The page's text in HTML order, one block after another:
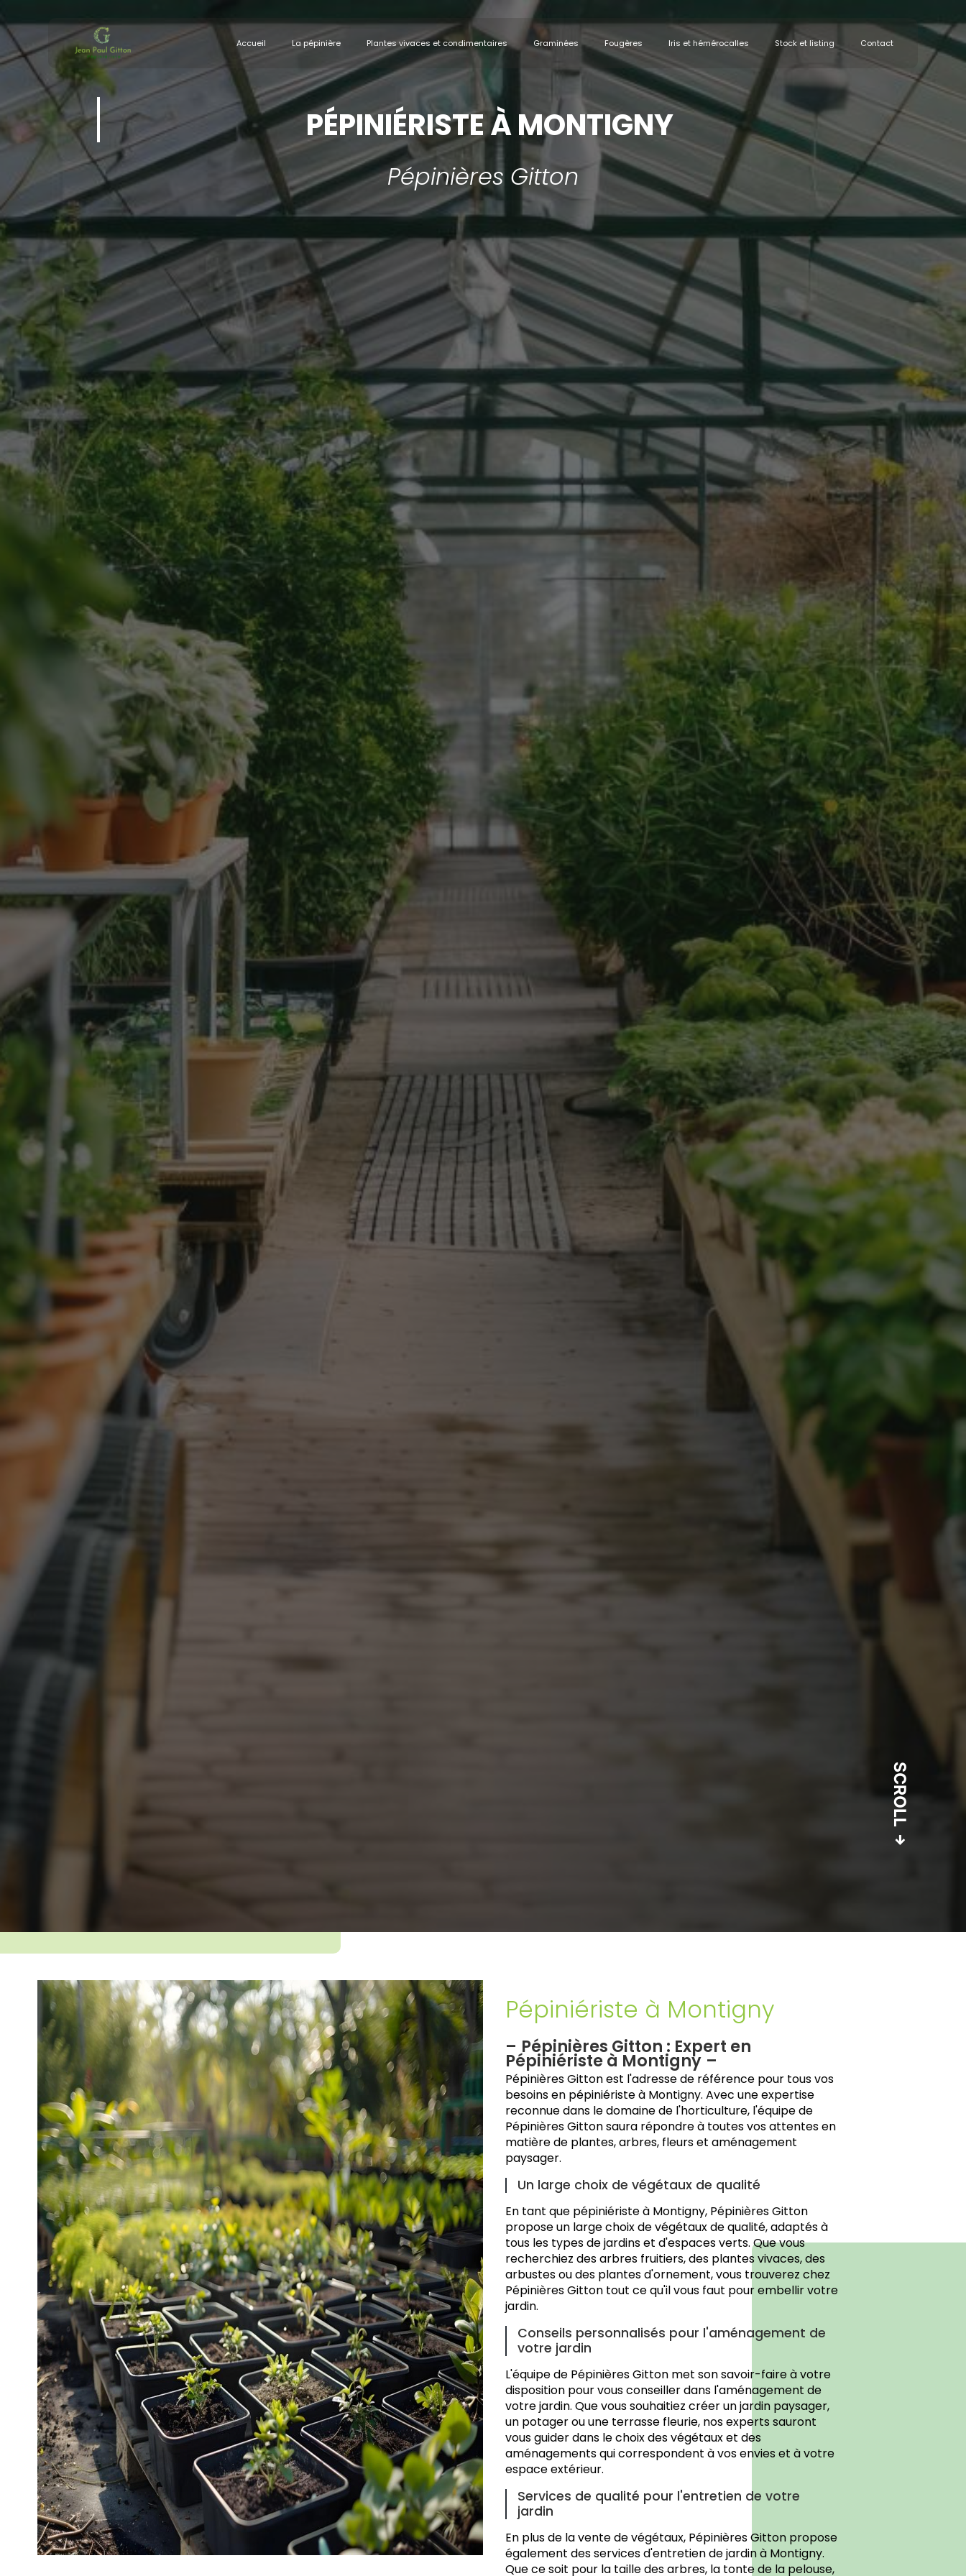
Accueil La pépinière Plantes vivaces et condimentaires Graminées Fougères Iris et hémérocalles Stock et listing Contact
PÉPINIÉRISTE À MONTIGNY
Pépinières Gitton
SCROLL
Pépiniériste à Montigny
Pépinières Gitton : Expert en
Pépiniériste à Montigny
Pépinières Gitton est l'adresse de référence pour tous vos
besoins en pépiniériste à Montigny. Avec une expertise
reconnue dans le domaine de l'horticulture, l'équipe de
Pépinières Gitton saura répondre à toutes vos attentes en
matière de plantes, arbres, fleurs et aménagement
paysager.
Un large choix de végétaux de qualité
En tant que pépiniériste à Montigny, Pépinières Gitton
propose un large choix de végétaux de qualité, adaptés à
tous les types de jardins et d'espaces verts. Que vous
recherchiez des arbres fruitiers, des plantes vivaces, des
arbustes ou des plantes d'ornement, vous trouverez chez
Pépinières Gitton tout ce qu'il vous faut pour embellir votre
jardin.
Conseils personnalisés pour l'aménagement de
votre jardin
L'équipe de Pépinières Gitton met son savoir-faire à votre
disposition pour vous conseiller dans l'aménagement de
votre jardin. Que vous souhaitiez créer un jardin paysager,
un potager ou une terrasse fleurie, nos experts sauront
vous guider dans le choix des végétaux et des
aménagements qui correspondent à vos envies et à votre
espace extérieur.
Services de qualité pour l'entretien de votre
jardin
En plus de la vente de végétaux, Pépinières Gitton propose
également des services d'entretien de jardin à Montigny.
Que ce soit pour la taille des arbres, la tonte de la pelouse,